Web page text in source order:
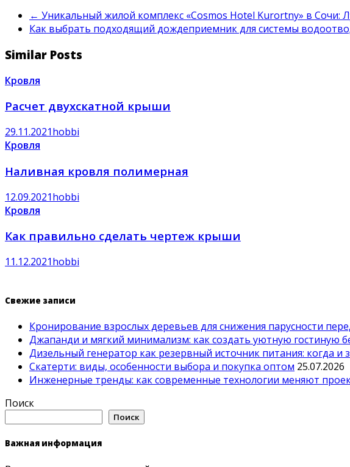
← Уникальный жилой комплекс «Cosmos Hotel Kurortny» в
Как выбрать подходящий дождеприемник для системы
Similar Posts
Кровля
Расчет двухскатной крыши
29.11.2021hobbi
Кровля
Наливная кровля полимерная
12.09.2021hobbi
Кровля
Как правильно сделать чертеж крыши
11.12.2021hobbi
Свежие записи
Кронирование взрослых деревьев для снижения парусности
Джапанди и мягкий минимализм: как создать уютную гостиную
Дизельный генератор как резервный источник питания: когда и
Скатерти: виды, особенности выбора и покупка оптом 25.07.2026
Инженерные тренды: как современные технологии меняют
Поиск
Поиск
Важная информация